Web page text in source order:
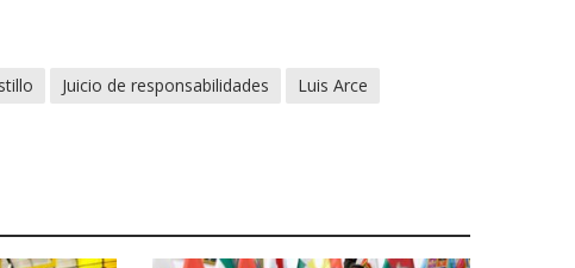
Juicio de responsabilidades
Luis Arce